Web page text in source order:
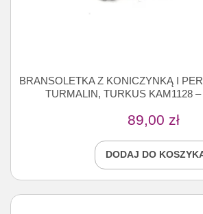
BRANSOLETKA Z KONICZYNKĄ I
TURMALIN, TURKUS KAM1128
89,00 zł
DODAJ DO